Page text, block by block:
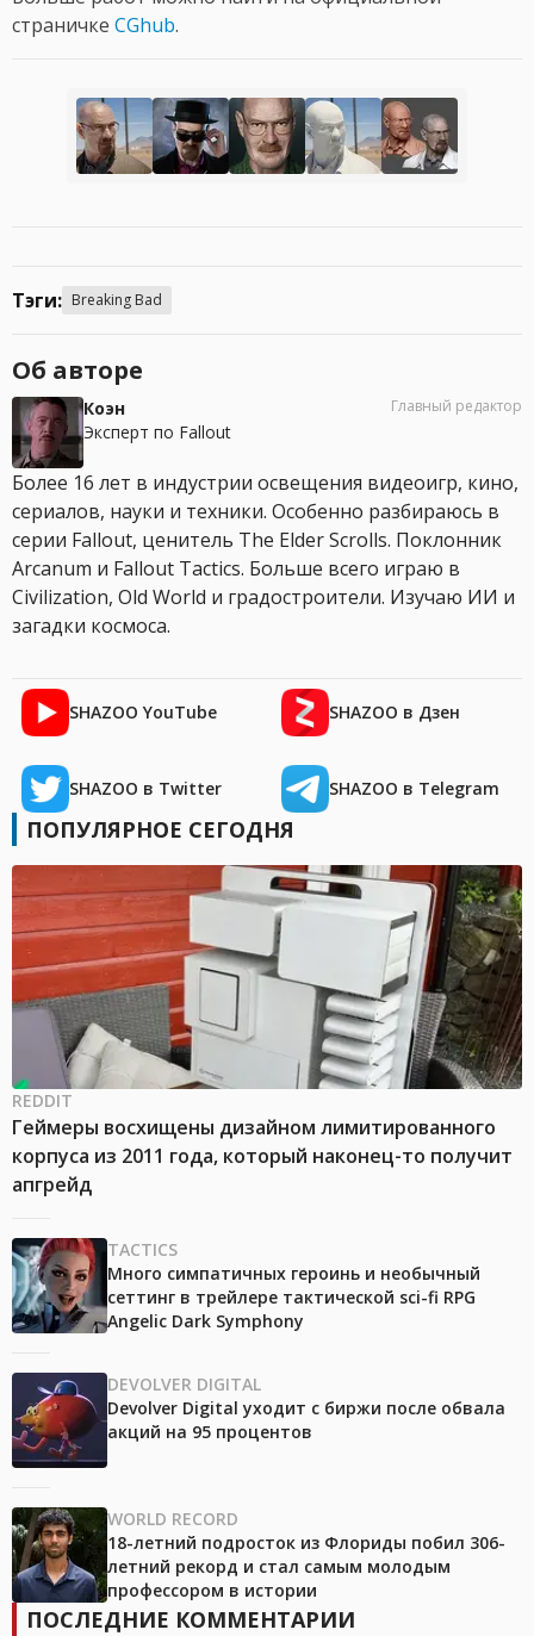
страничке CGhub.
Тэги: Breaking Bad
Об авторе
Коэн
Эксперт по Fallout
Главный редактор
Более 16 лет в индустрии освещения видеоигр, кино,
сериалов, науки и техники. Особенно разбираюсь в
серии Fallout, ценитель The Elder Scrolls. Поклонник
Arcanum и Fallout Tactics. Больше всего играю в
Civilization, Old World и градостроители. Изучаю ИИ и
загадки космоса.
SHAZOO YouTube SHAZOO в Дзен
SHAZOO в Twitter SHAZOO в Telegram
ПОПУЛЯРНОЕ СЕГОДНЯ
REDDIT
Геймеры восхищены дизайном лимитированного
корпуса из 2011 года, который наконец-то получит
апгрейд
TACTICS
Много симпатичных героинь и необычный
сеттинг в трейлере тактической sci-fi RPG
Angelic Dark Symphony
DEVOLVER DIGITAL
Devolver Digital уходит с биржи после обвала
акций на 95 процентов
WORLD RECORD
18-летний подросток из Флориды побил 306-
летний рекорд и стал самым молодым
профессором в истории
ПОСЛЕДНИЕ КОММЕНТАРИИ